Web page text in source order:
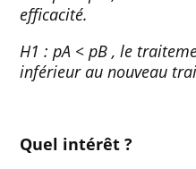
efficacité.
H1 : pA < pB , le
inférieur au nouveau
Quel intérêt ?